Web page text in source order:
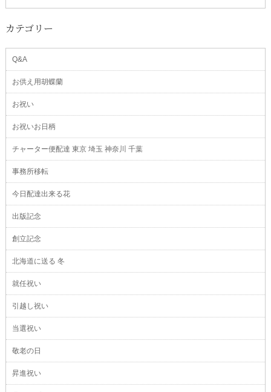
カテゴリー
Q&A
お供え用胡蝶蘭
お祝い
お祝いお日柄
チャーター便配達 東京 埼玉 神奈川 千葉
事務所移転
今日配達出来る花
出版記念
創立記念
北海道に送る 冬
就任祝い
引越し祝い
当選祝い
敬老の日
昇進祝い